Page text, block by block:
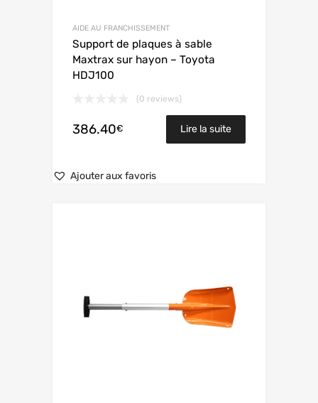
AIDE AU FRANCHISSEMENT
Support de plaques à sable
Maxtrax sur hayon – Toyota
HDJ100
(0 reviews)
386.40€ Lire la suite
Ajouter aux favoris